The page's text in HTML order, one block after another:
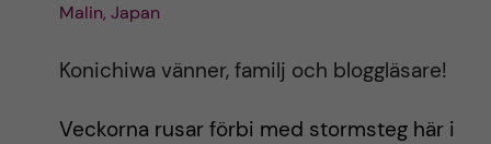
Malin, Japan
Konichiwa vänner, familj och bloggläsare!
Veckorna rusar förbi med stormsteg här i